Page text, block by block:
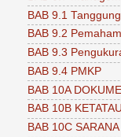
BAB 9.1
BAB 9.2
BAB 9.3
BAB 9.4 PMKP
BAB 10A
BAB 10B
BAB 10C